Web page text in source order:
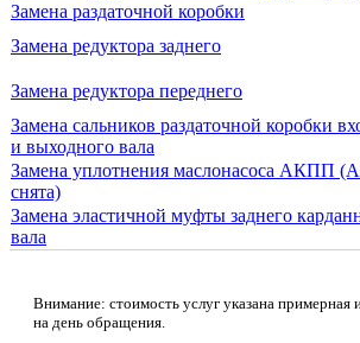
Замена раздаточной коробки
Замена редуктора заднего
Замена редуктора переднего
Замена сальников раздаточной коробки
и выходного вала
Замена уплотнения маслонасоса АКПП
снята)
Замена эластичной муфты заднего
вала
Внимание: стоимость услуг указана примерная
на день обращения.